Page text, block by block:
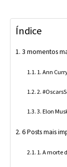
Índice
3 momentos
1. Ann
2.
3. Elon
6 Posts mais
1. A morte